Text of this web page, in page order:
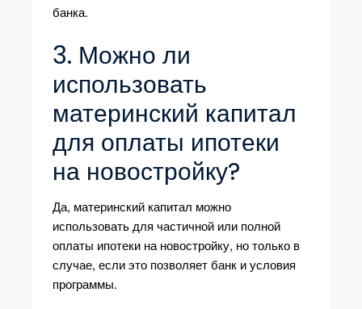
банка.
3. Можно ли
использовать
материнский капитал
для оплаты ипотеки
на новостройку?
Да, материнский капитал можно
использовать для частичной или полной
оплаты ипотеки на новостройку, но только в
случае, если это позволяет банк и условия
программы.